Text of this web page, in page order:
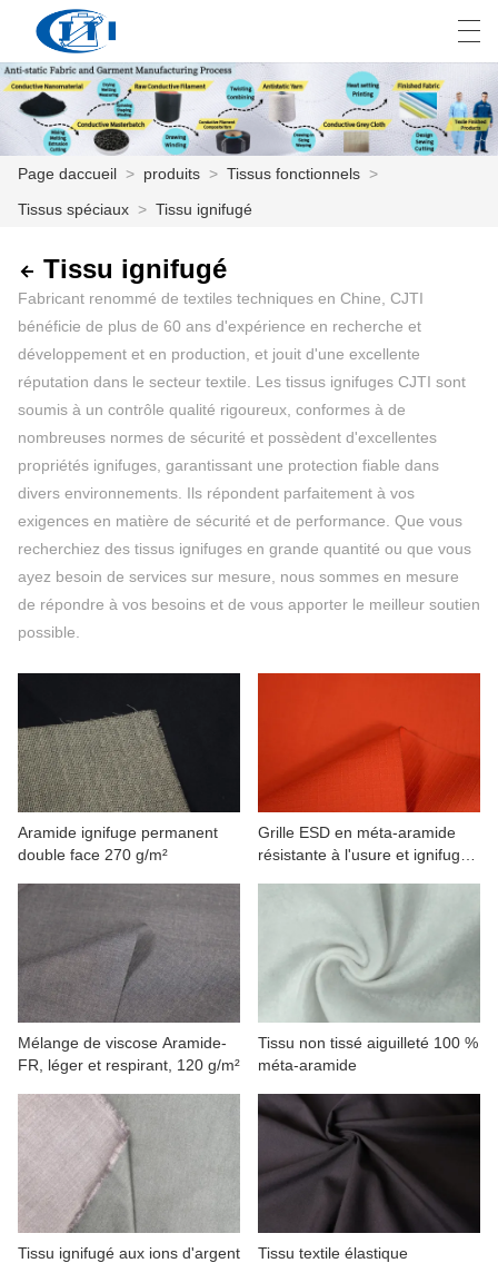
PAGE DACCUEIL
PRODUITS
À PROPOS DE NOUS
NOUVELLES
INDUSTRIE
CONTACTEZ NOUS
العربية česky Deutsch English
Page daccueil > produits > Tissus fonctionnels >
Tissus spéciaux > Tissu ignifugé
Tissu ignifugé
Fabricant renommé de textiles techniques en Chine, CJTI
bénéficie de plus de 60 ans d'expérience en recherche et
développement et en production, et jouit d'une excellente
réputation dans le secteur textile. Les tissus ignifuges CJTI sont
soumis à un contrôle qualité rigoureux, conformes à de
nombreuses normes de sécurité et possèdent d'excellentes
propriétés ignifuges, garantissant une protection fiable dans
divers environnements. Ils répondent parfaitement à vos
exigences en matière de sécurité et de performance. Que vous
recherchiez des tissus ignifuges en grande quantité ou que vous
ayez besoin de services sur mesure, nous sommes en mesure
de répondre à vos besoins et de vous apporter le meilleur soutien
possible.
Aramide ignifuge permanent
double face 270 g/m²
Grille ESD en méta-aramide
résistante à l'usure et ignifuge
Mélange de viscose Aramide-
FR, léger et respirant, 120 g/m²
Tissu non tissé aiguilleté 100 %
méta-aramide
Tissu ignifugé aux ions d'argent
Tissu textile élastique